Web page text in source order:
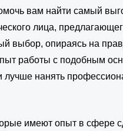
вам найти самый
лица,
выбор, опираясь на
работы с подобным
нанять
имеют опыт в сфере